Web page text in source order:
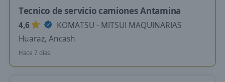
Tecnico de servicio camiones Antamina
4,6
KOMATSU - MITSUI MAQUINARIAS
Huaraz, Ancash
Hace 7 días